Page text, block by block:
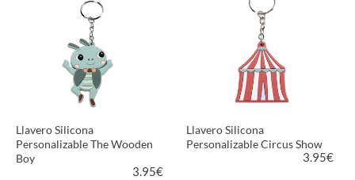
Llavero Silicona
Personalizable The Wooden
Boy
3.95€
Llavero Silicona
Personalizable Circus Show
3.95€